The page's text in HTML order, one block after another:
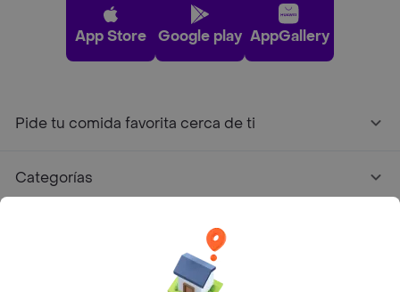
App Store Google play AppGallery
Pide tu comida favorita cerca de ti
Categorías